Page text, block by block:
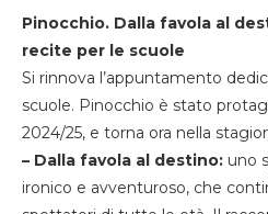
Pinocchio. Dalla favola al
recite per le scuole
Si rinnova l’appuntamento
scuole. Pinocchio è stato
2024/25, e torna ora nella
– Dalla favola al destino: uno
ironico e avventuroso, che